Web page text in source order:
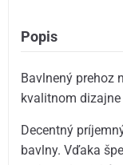
Popis
Bavlnený prehoz
kvalitnom
Decentný
bavlny. Vďaka